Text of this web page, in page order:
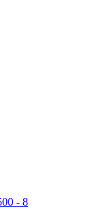
- 8